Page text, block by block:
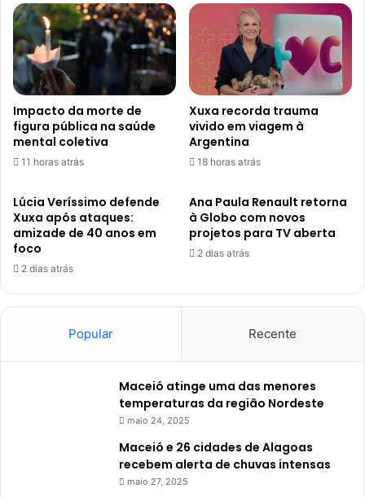
Impacto da morte de
figura pública na saúde
mental coletiva
11 horas atrás
Xuxa recorda trauma
vivido em viagem à
Argentina
18 horas atrás
Lúcia Veríssimo defende
Xuxa após ataques:
amizade de 40 anos em
foco
2 dias atrás
Ana Paula Renault retorna
à Globo com novos
projetos para TV aberta
2 dias atrás
Popular Recente
Maceió atinge uma das menores
temperaturas da região Nordeste
maio 24, 2025
Maceió e 26 cidades de Alagoas
recebem alerta de chuvas intensas
maio 27, 2025